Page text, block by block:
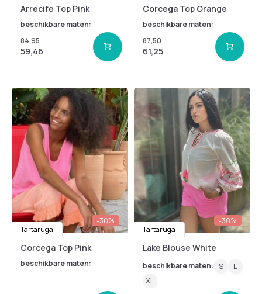
Arrecife Top Pink
beschikbare maten:
84,95
59,46
Corcega Top Orange
beschikbare maten:
87,50
61,25
-30%
Tartaruga
Corcega Top Pink
beschikbare maten:
-30%
Tartaruga
Lake Blouse White
beschikbare maten: S
L
XL